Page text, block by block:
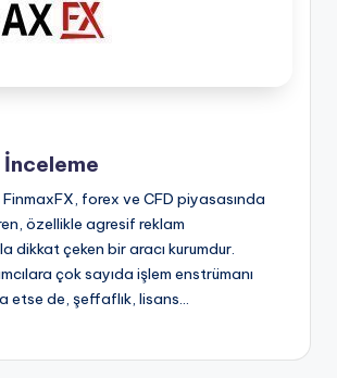
forex ve CFD piyasasında
özellikle agresif reklam
dikkat çeken bir aracı kurumdur.
çok sayıda işlem enstrümanı
etse de, şeffaflık, lisans…